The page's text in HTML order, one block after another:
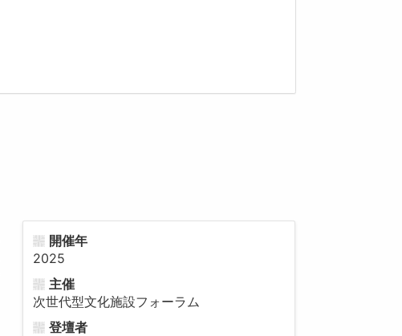
開催年
2025
主催
次世代型文化施設フォーラム
登壇者